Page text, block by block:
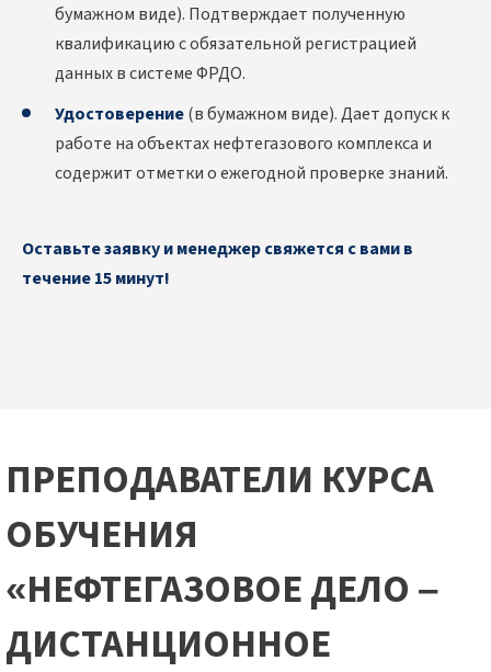
бумажном виде). Подтверждает полученную
квалификацию с обязательной регистрацией
данных в системе ФРДО.
Удостоверение(в бумажном виде). Дает допуск к
работе на объектах нефтегазового комплекса и
содержит отметки о ежегодной проверке знаний.
Оставьте заявку и менеджер свяжется с вами в
течение 15 минут!
ПРЕПОДАВАТЕЛИ КУРСА
ОБУЧЕНИЯ
«НЕФТЕГАЗОВОЕ ДЕЛО –
ДИСТАНЦИОННОЕ